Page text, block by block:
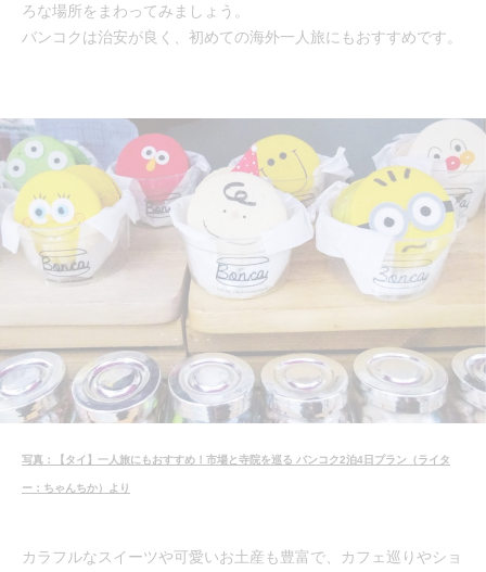
ろな場所をまわってみましょう。
バンコクは治安が良く、初めての海外一人旅にもおすすめです。
写真：【タイ】一人旅にもおすすめ！市場と寺院を巡る バンコク2泊4日プラン（ライタ
ー：ちゃんちか）より
カラフルなスイーツや可愛いお土産も豊富で、カフェ巡りやショ